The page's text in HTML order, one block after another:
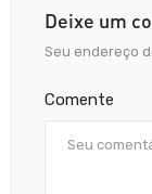
Deixe um
Seu endereço
Comente